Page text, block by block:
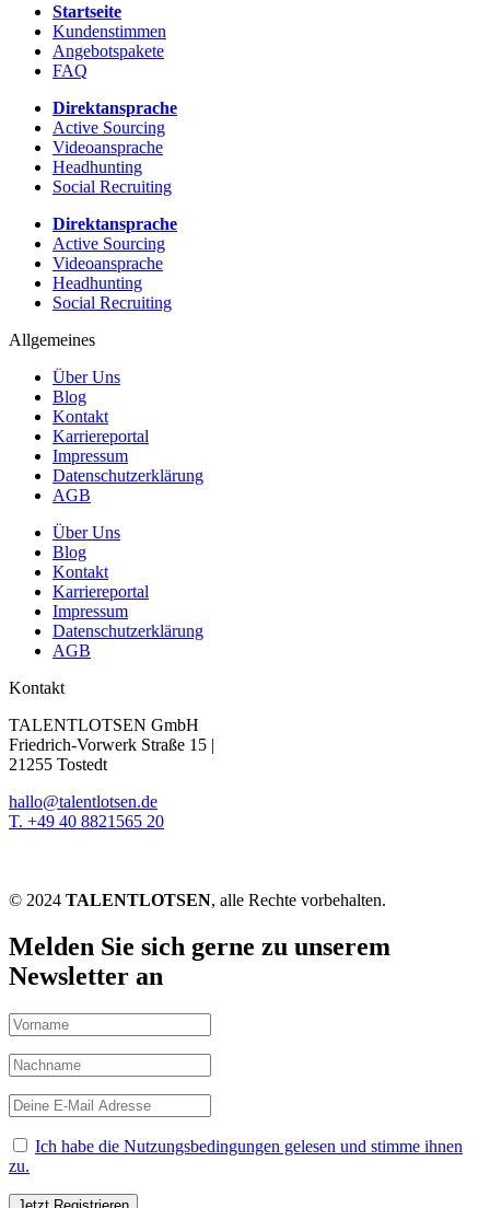
Startseite
Kundenstimmen
Angebotspakete
FAQ
Direktansprache
Active Sourcing
Videoansprache
Headhunting
Social Recruiting
Direktansprache
Active Sourcing
Videoansprache
Headhunting
Social Recruiting
Allgemeines
Über Uns
Blog
Kontakt
Karriereportal
Impressum
Datenschutzerklärung
AGB
Über Uns
Blog
Kontakt
Karriereportal
Impressum
Datenschutzerklärung
AGB
Kontakt
TALENTLOTSEN GmbH
Friedrich-Vorwerk Straße 15 |
21255 Tostedt
hallo@talentlotsen.de
T. +49 40 8821565 20
© 2024 TALENTLOTSEN, alle Rechte vorbehalten.
Melden Sie sich gerne zu unserem
Newsletter an
Ich habe die Nutzungsbedingungen gelesen und stimme ihnen
zu.